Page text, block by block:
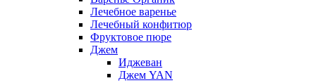
Лечебное варенье
Лечебный конфитюр
Фруктовое пюре
Джем
Иджеван
Джем YAN